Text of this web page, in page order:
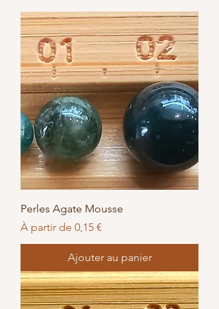
Perles Agate Mousse
À partir de 0,15 €
Prix promotionnel
Ajouter au panier